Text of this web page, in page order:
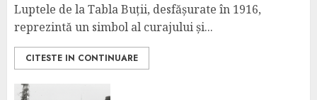
Luptele de la Tabla Buții, desfășurate în 1916,
reprezintă un simbol al curajului și...
CITESTE IN CONTINUARE